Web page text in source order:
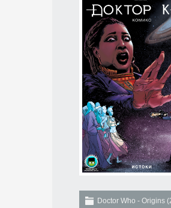
Doctor Who - Origins